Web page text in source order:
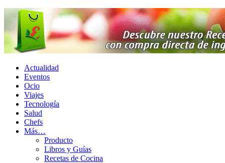
Actualidad
Eventos
Ocio
Viajes
Tecnología
Salud
Chefs
Más…
Producto
Libros y Guías
Recetas de Cocina